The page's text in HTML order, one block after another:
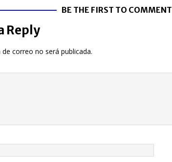
BE THE FIRST TO COMMENT
Reply
de correo no será publicada.